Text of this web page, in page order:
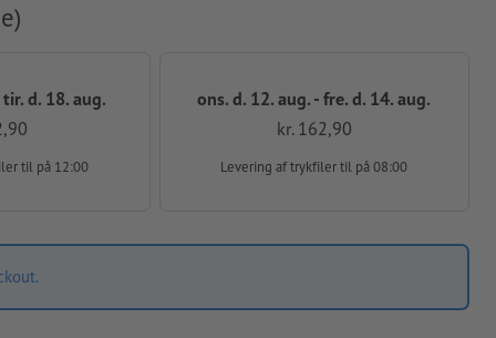
d. 18. aug.
til på 12:00
ons. d. 12. aug. - fre. d. 14. aug.
kr. 162,90
Levering af trykfilertil på 08:00